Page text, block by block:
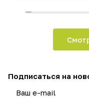
Подписаться на